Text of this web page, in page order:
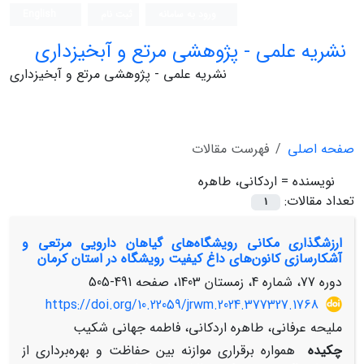
نشریه علمی - پژوهشی مرتع و آبخیزداری
نشریه علمی - پژوهشی مرتع و آبخیزداری
صفحه اصلی
فهرست مقالات
نویسنده = اردکانی، طاهره
تعداد مقالات:
1
ارزشگذاری مکانی رویشگاه‌های گیاهان دارویی مرتعی و
آشکارسازی کانون‌های داغ کیفیت رویشگاه ‏در استان کرمان ‏
دوره 77، شماره 4، زمستان 1403، صفحه
491-505
https://doi.org/10.22059/jrwm.2024.377327.1768
ملیحه عرفانی، طاهره اردکانی، فاطمه جهانی شکیب
چکیده
همواره برقراری موازنه بین حفاظت و بهره‌برداری از